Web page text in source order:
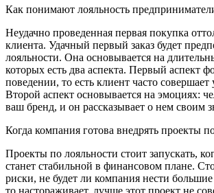
Как понимают лояльность
Неудачно проведенная первая покупка
клиента. Удачный первый заказ будет
лояльности. Она основывается на
которых есть два аспекта. Первый аспект
поведении, то есть клиент часто совершает
Второй аспект основывается на эмоциях:
ваш бренд, и он рассказывает о нем своим
Когда компания готова внедрять проекты
Проекты по лояльности стоит запускать,
станет стабильной в финансовом плане.
риски, не будет ли компания нести